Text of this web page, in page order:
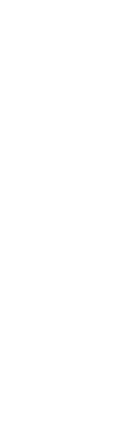
Fragen zu
uns zu
– sowohl